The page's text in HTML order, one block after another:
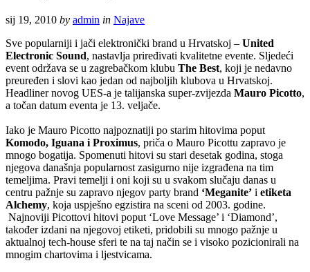
sij 19, 2010 by admin in Najave
Sve popularniji i jači elektronički brand u Hrvatskoj – United
Electronic Sound, nastavlja priređivati kvalitetne evente. Sljedeći
event održava se u zagrebačkom klubu The Best, koji je nedavno
preuređen i slovi kao jedan od najboljih klubova u Hrvatskoj.
Headliner novog UES-a je talijanska super-zvijezda Mauro Picotto,
a točan datum eventa je 13. veljače.
Iako je Mauro Picotto najpoznatiji po starim hitovima poput
Komodo, Iguana i Proximus, priča o Mauro Picottu zapravo je
mnogo bogatija. Spomenuti hitovi su stari desetak godina, stoga
njegova današnja popularnost zasigurno nije izgrađena na tim
temeljima. Pravi temelji i oni koji su u svakom slučaju danas u
centru pažnje su zapravo njegov party brand ‘Meganite’ i etiketa
Alchemy, koja uspješno egzistira na sceni od 2003. godine.
Najnoviji Picottovi hitovi poput ‘Love Message’ i ‘Diamond’,
također izdani na njegovoj etiketi, pridobili su mnogo pažnje u
aktualnoj tech-house sferi te na taj način se i visoko pozicionirali na
mnogim chartovima i ljestvicama.